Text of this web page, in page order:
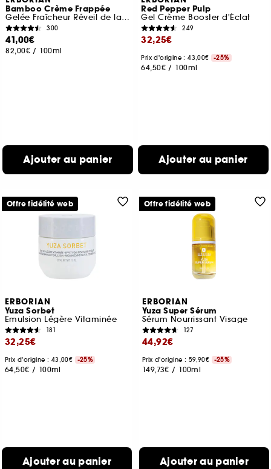
Bamboo Crème Frappée
Gelée Fraîcheur Réveil de la Peau
300
41,00€
82,00€ / 100ml
Ajouter au panier
Red Pepper Pulp
Gel Crème Booster d'Éclat
249
32,25€
Prix d'origine : 43,00€ -25%
64,50€ / 100ml
Ajouter au panier
ERBORIAN
Yuza Sorbet
Emulsion Légère Vitaminée
181
32,25€
Prix d'origine : 43,00€ -25%
64,50€ / 100ml
Ajouter au panier
Offre fidélité web
ERBORIAN
Yuza Super Sérum
Sérum Nourrissant Visage
127
44,92€
Prix d'origine : 59,90€ -25%
149,73€ / 100ml
Ajouter au panier
Offre fidélité web